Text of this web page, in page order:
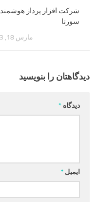
شرکت افزار پرداز هوشمند
سورنا
مارس 18, 2023
دیدگاهتان را بنویسید
دیدگاه *
ایمیل *